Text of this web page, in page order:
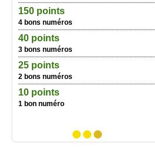
150 points
4 bons numéros
40 points
3 bons numéros
25 points
2 bons numéros
10 points
1 bon numéro